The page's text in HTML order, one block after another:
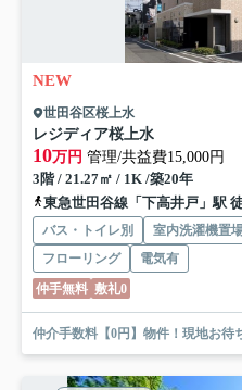
NEW
世田谷区桜上水
レジディア桜上水
10万円 管理/共益費15,000円
3階 / 21.27㎡ / 1K /築20年
東急世田谷線「下高井戸」駅
バス・トイレ別 室内洗濯機置
フローリング
電気有
仲手無料 敷礼0
仲介手数料【0円】物件！現地お待